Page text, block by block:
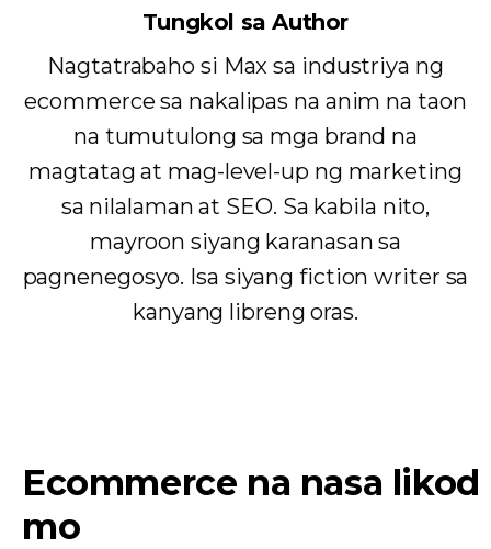
Tungkol sa Author
Nagtatrabaho si Max sa industriya ng
ecommerce sa nakalipas na anim na taon
na tumutulong sa mga brand na
magtatag at mag-level-up ng marketing
sa nilalaman at SEO. Sa kabila nito,
mayroon siyang karanasan sa
pagnenegosyo. Isa siyang fiction writer sa
kanyang libreng oras.
Ecommerce na nasa likod
mo